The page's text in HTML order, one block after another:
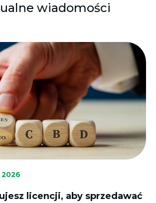
wiadomości
2026
licencji, aby sprzedawać